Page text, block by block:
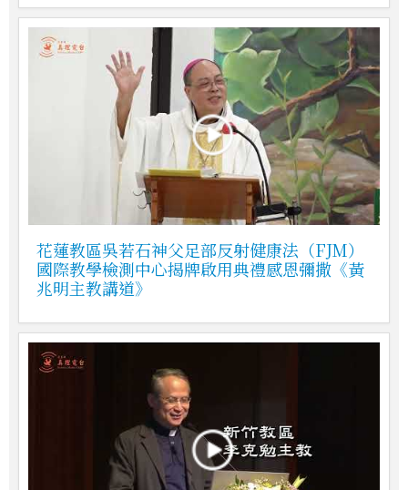
花蓮教區吳若石神父足部反射健康法（FJM）
國際教學檢測中心揭牌啟用典禮感恩彌撒《黃
兆明主教講道》